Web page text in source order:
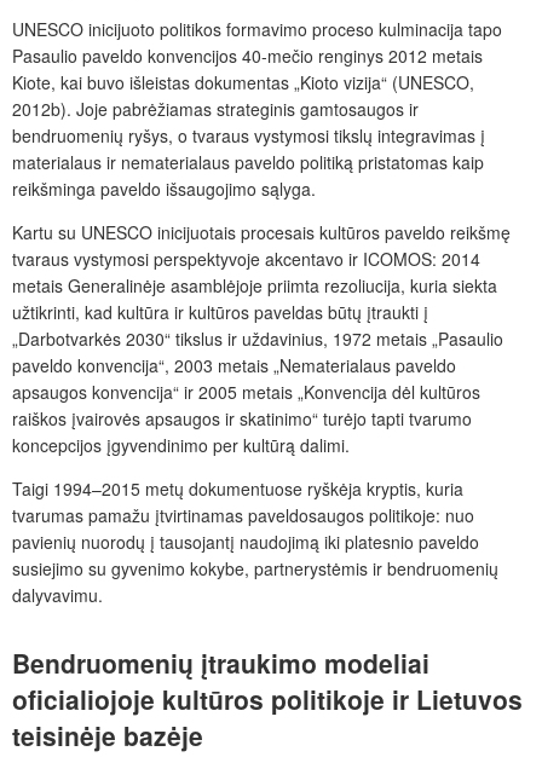
UNESCO inicijuoto politikos formavimo proceso kulminacija tapo
Pasaulio paveldo konvencijos 40-mečio renginys 2012 metais
Kiote, kai buvo išleistas dokumentas „Kioto vizija“ (UNESCO,
2012b). Joje pabrėžiamas strateginis gamtosaugos ir
bendruomenių ryšys, o tvaraus vystymosi tikslų integravimas į
materialaus ir nematerialaus paveldo politiką pristatomas kaip
reikšminga paveldo išsaugojimo sąlyga.
Kartu su UNESCO inicijuotais procesais kultūros paveldo reikšmę
tvaraus vystymosi perspektyvoje akcentavo ir ICOMOS: 2014
metais Generalinėje asamblėjoje priimta rezoliucija, kuria siekta
užtikrinti, kad kultūra ir kultūros paveldas būtų įtraukti į
„Darbotvarkės 2030“ tikslus ir uždavinius, 1972 metais „Pasaulio
paveldo konvencija“, 2003 metais „Nematerialaus paveldo
apsaugos konvencija“ ir 2005 metais „Konvencija dėl kultūros
raiškos įvairovės apsaugos ir skatinimo“ turėjo tapti tvarumo
koncepcijos įgyvendinimo per kultūrą dalimi.
Taigi 1994–2015 metų dokumentuose ryškėja kryptis, kuria
tvarumas pamažu įtvirtinamas paveldosaugos politikoje: nuo
pavienių nuorodų į tausojantį naudojimą iki platesnio paveldo
susiejimo su gyvenimo kokybe, partnerystėmis ir bendruomenių
dalyvavimu.
Bendruomenių įtraukimo modeliai
oficialiojoje kultūros politikoje ir Lietuvos
teisinėje bazėje